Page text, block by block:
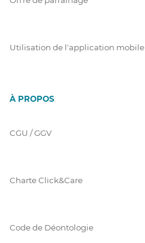
Utilisation de l'application mobile
À PROPOS
CGU / GGV
Charte Click&Care
Code de Déontologie